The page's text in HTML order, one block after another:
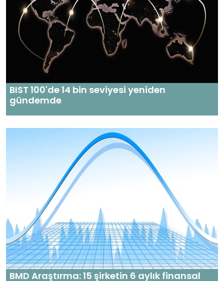
BIST 100'de 14 bin seviyesi yeniden
gündemde
BMD Araştırma: 15 şirketin 6 aylık finansal